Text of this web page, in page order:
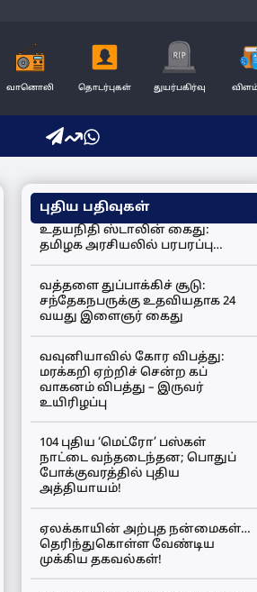
வானொலி தொடர்புகள் துயர்பகிர்வு
புதிய பதிவுகள்
உதயநிதி ஸ்டாலின் கைது:
தமிழக அரசியலில் பரபரப்பு…
வத்தளை துப்பாக்கிச் சூடு:
சந்தேகநபருக்கு உதவியதாக 24
வயது இளைஞர் கைது
வவுனியாவில் கோர விபத்து:
மரக்கறி ஏற்றிச் சென்ற கப்
வாகனம் விபத்து – இருவர்
உயிரிழப்பு
104 புதிய ‘மெட்ரோ’ பஸ்கள்
நாட்டை வந்தடைந்தன; பொதுப்
போக்குவரத்தில் புதிய
அத்தியாயம்!
ஏலக்காயின் அற்புத நன்மைகள்…
தெரிந்துகொள்ள வேண்டிய
முக்கிய தகவல்கள்!